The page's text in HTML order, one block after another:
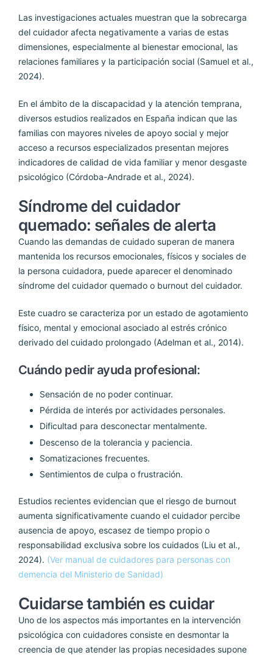
Las investigaciones actuales muestran que la sobrecarga
del cuidador afecta negativamente a varias de estas
dimensiones, especialmente al bienestar emocional, las
relaciones familiares y la participación social (Samuel et al.,
2024).
En el ámbito de la discapacidad y la atención temprana,
diversos estudios realizados en España indican que las
familias con mayores niveles de apoyo social y mejor
acceso a recursos especializados presentan mejores
indicadores de calidad de vida familiar y menor desgaste
psicológico (Córdoba-Andrade et al., 2024).
Síndrome del cuidador
quemado: señales de alerta
Cuando las demandas de cuidado superan de manera
mantenida los recursos emocionales, físicos y sociales de
la persona cuidadora, puede aparecer el denominado
síndrome del cuidador quemado o burnout del cuidador.
Este cuadro se caracteriza por un estado de agotamiento
físico, mental y emocional asociado al estrés crónico
derivado del cuidado prolongado (Adelman et al., 2014).
Cuándo pedir ayuda profesional:
Sensación de no poder continuar.
Pérdida de interés por actividades personales.
Dificultad para desconectar mentalmente.
Descenso de la tolerancia y paciencia.
Somatizaciones frecuentes.
Sentimientos de culpa o frustración.
Estudios recientes evidencian que el riesgo de burnout
aumenta significativamente cuando el cuidador percibe
ausencia de apoyo, escasez de tiempo propio o
responsabilidad exclusiva sobre los cuidados (Liu et al.,
2024). (Ver manual de cuidadores para personas con
demencia del Ministerio de Sanidad)
Cuidarse también es cuidar
Uno de los aspectos más importantes en la intervención
psicológica con cuidadores consiste en desmontar la
creencia de que atender las propias necesidades supone